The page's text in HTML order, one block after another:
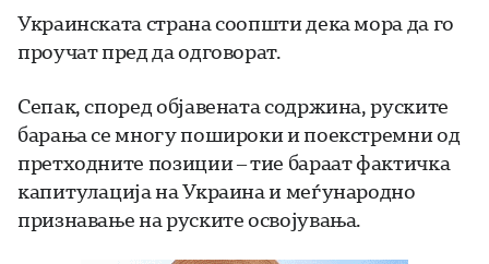
Украинската страна соопшти дека мора да го
проучат пред да одговорат.
Сепак, според објавената содржина, руските
барања се многу пошироки и поекстремни од
претходните позиции – тие бараат фактичка
капитулација на Украина и меѓународно
признавање на руските освојувања.